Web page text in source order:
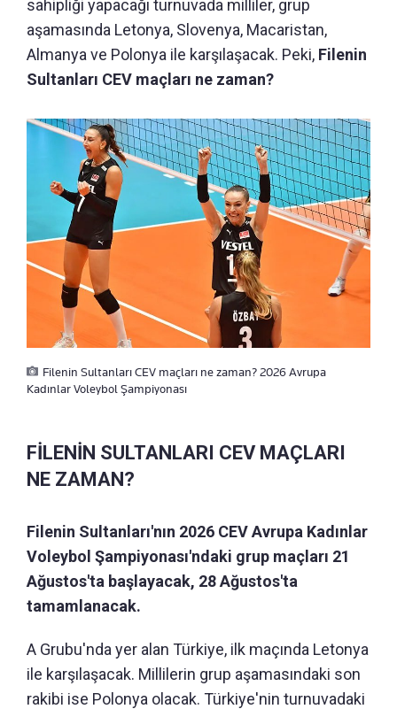
sahipliği yapacağı turnuvada milliler, grup
aşamasında Letonya, Slovenya, Macaristan,
Almanya ve Polonya ile karşılaşacak. Peki, Filenin
Sultanları CEV maçları ne zaman?
Filenin Sultanları CEV maçları ne zaman? 2026 Avrupa
Kadınlar Voleybol Şampiyonası
FİLENİN SULTANLARI CEV MAÇLARI
NE ZAMAN?
Filenin Sultanları'nın 2026 CEV Avrupa Kadınlar
Voleybol Şampiyonası'ndaki grup maçları 21
Ağustos'ta başlayacak, 28 Ağustos'ta
tamamlanacak.
A Grubu'nda yer alan Türkiye, ilk maçında Letonya
ile karşılaşacak. Millilerin grup aşamasındaki son
rakibi ise Polonya olacak. Türkiye'nin turnuvadaki